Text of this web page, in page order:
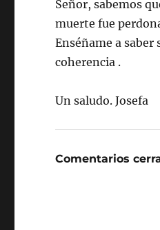
Señor, sabemos
muerte fue
Enséñame a
coherencia .
Un saludo. Josefa
Comentarios